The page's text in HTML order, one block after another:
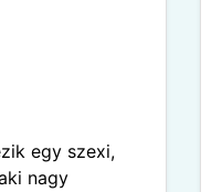
egy szexi,
nagy